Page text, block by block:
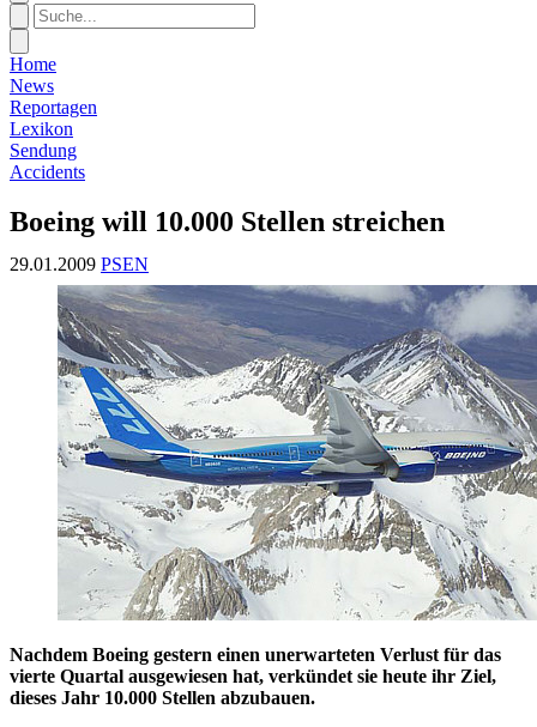
Home
News
Reportagen
Lexikon
Sendung
Accidents
Boeing will 10.000 Stellen streichen
29.01.2009 PSEN
Nachdem Boeing gestern einen unerwarteten Verlust für das
vierte Quartal ausgewiesen hat, verkündet sie heute ihr Ziel,
dieses Jahr 10.000 Stellen abzubauen.